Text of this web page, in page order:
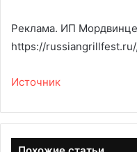
Реклама. ИП
https://russiangrillfest.ru/
Источник